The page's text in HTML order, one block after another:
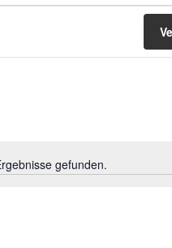
gefunden.